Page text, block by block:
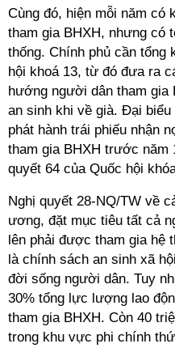
Cùng đó, hiện mỗi năm có
tham gia BHXH, nhưng có
thống. Chính phủ cần tổng
hội khoá 13, từ đó đưa ra
hướng người dân tham gia
an sinh khi về già. Đại
phát hành trái phiếu nhận
tham gia BHXH trước năm
quyết 64 của Quốc hội
Nghị quyết 28-NQ/TW về
ương, đặt mục tiêu tất cả
lên phải được tham gia hệ
là chính sách an sinh xã
đời sống người dân. Tuy
30% tổng lực lượng lao
tham gia BHXH. Còn 40
trong khu vực phi chính